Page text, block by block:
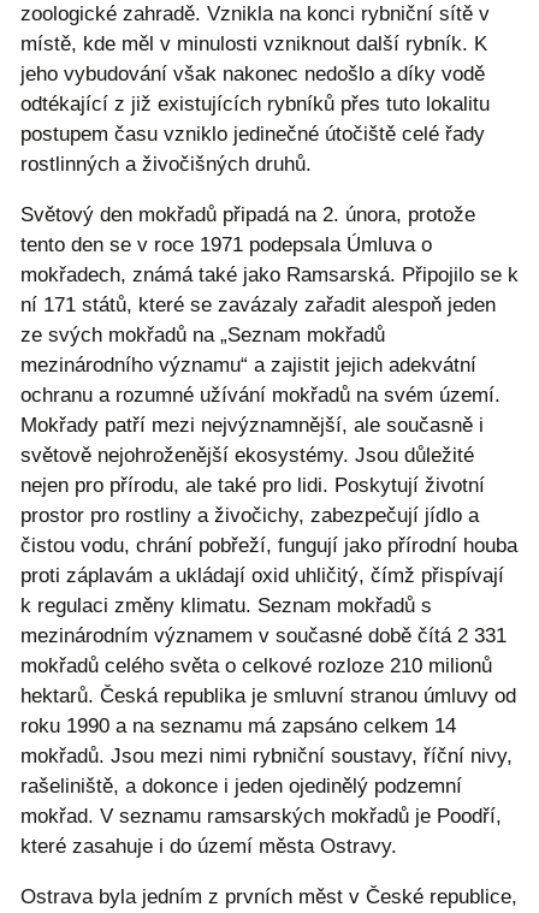
zoologické zahradě. Vznikla na konci rybniční sítě v
místě, kde měl v minulosti vzniknout další rybník. K
jeho vybudování však nakonec nedošlo a díky vodě
odtékající z již existujících rybníků přes tuto lokalitu
postupem času vzniklo jedinečné útočiště celé řady
rostlinných a živočišných druhů.
Světový den mokřadů připadá na 2. února, protože
tento den se v roce 1971 podepsala Úmluva o
mokřadech, známá také jako Ramsarská. Připojilo se k
ní 171 států, které se zavázaly zařadit alespoň jeden
ze svých mokřadů na „Seznam mokřadů
mezinárodního významu“ a zajistit jejich adekvátní
ochranu a rozumné užívání mokřadů na svém území.
Mokřady patří mezi nejvýznamnější, ale současně i
světově nejohroženější ekosystémy. Jsou důležité
nejen pro přírodu, ale také pro lidi. Poskytují životní
prostor pro rostliny a živočichy, zabezpečují jídlo a
čistou vodu, chrání pobřeží, fungují jako přírodní houba
proti záplavám a ukládají oxid uhličitý, čímž přispívají
k regulaci změny klimatu. Seznam mokřadů s
mezinárodním významem v současné době čítá 2 331
mokřadů celého světa o celkové rozloze 210 milionů
hektarů. Česká republika je smluvní stranou úmluvy od
roku 1990 a na seznamu má zapsáno celkem 14
mokřadů. Jsou mezi nimi rybniční soustavy, říční nivy,
rašeliniště, a dokonce i jeden ojedinělý podzemní
mokřad. V seznamu ramsarských mokřadů je Poodří,
které zasahuje i do území města Ostravy.
Ostrava byla jedním z prvních měst v České republice,